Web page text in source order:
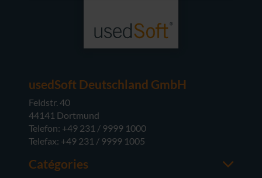
usedSoft Deutschland GmbH
Feldstr. 40
44141 Dortmund
Telefon: +49 231 / 9999 1000
Telefax: +49 231 / 9999 1005
Catégories